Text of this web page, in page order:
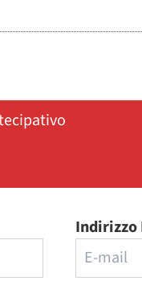
Indirizzo